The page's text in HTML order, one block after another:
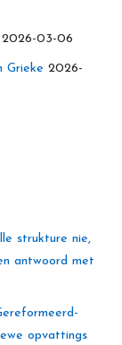
2026-03-06
Grieke 2026-
strukture nie,
antwoord met
opvattings